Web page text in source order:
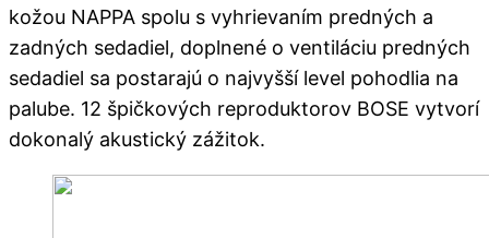
kožou NAPPA spolu s vyhrievaním predných a
zadných sedadiel, doplnené o ventiláciu predných
sedadiel sa postarajú o najvyšší level pohodlia na
palube. 12 špičkových reproduktorov BOSE vytvorí
dokonalý akustický zážitok.